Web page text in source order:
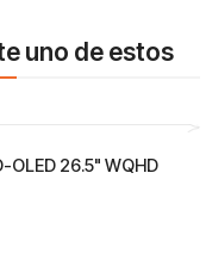
uno de estos
OLED 26.5" WQHD